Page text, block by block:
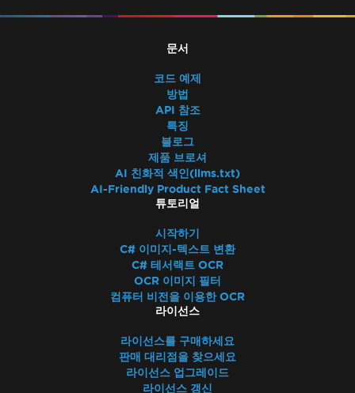
문서
코드 예제
방법
API 참조
특징
블로그
제품 브로셔
AI 친화적 색인(llms.txt)
AI-Friendly Product Fact Sheet
튜토리얼
시작하기
C# 이미지-텍스트 변환
C# 테서랙트 OCR
OCR 이미지 필터
컴퓨터 비전을 이용한 OCR
라이선스
라이선스를 구매하세요
판매 대리점을 찾으세요
라이선스 업그레이드
라이선스 갱신